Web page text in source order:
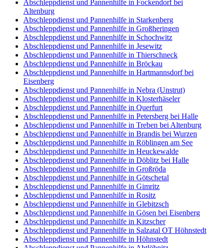
Abschleppdienst und Pannenhilfe in Fockendorf bei
Altenburg
Abschleppdienst und Pannenhilfe in Starkenberg
Abschleppdienst und Pannenhilfe in Großheringen
Abschleppdienst und Pannenhilfe in Schochwitz
Abschleppdienst und Pannenhilfe in Jesewitz
Abschleppdienst und Pannenhilfe in Thierschneck
Abschleppdienst und Pannenhilfe in Bröckau
Abschleppdienst und Pannenhilfe in Hartmannsdorf bei
Eisenberg
Abschleppdienst und Pannenhilfe in Nebra (Unstrut)
Abschleppdienst und Pannenhilfe in Klosterhäseler
Abschleppdienst und Pannenhilfe in Querfurt
Abschleppdienst und Pannenhilfe in Petersberg bei Halle
Abschleppdienst und Pannenhilfe in Treben bei Altenburg
Abschleppdienst und Pannenhilfe in Brandis bei Wurzen
Abschleppdienst und Pannenhilfe in Röblingen am See
Abschleppdienst und Pannenhilfe in Heuckewalde
Abschleppdienst und Pannenhilfe in Döblitz bei Halle
Abschleppdienst und Pannenhilfe in Großröda
Abschleppdienst und Pannenhilfe in Götschetal
Abschleppdienst und Pannenhilfe in Gimritz
Abschleppdienst und Pannenhilfe in Rositz
Abschleppdienst und Pannenhilfe in Glebitzsch
Abschleppdienst und Pannenhilfe in Gösen bei Eisenberg
Abschleppdienst und Pannenhilfe in Kitzscher
Abschleppdienst und Pannenhilfe in Salzatal OT Höhnstedt
Abschleppdienst und Pannenhilfe in Höhnstedt